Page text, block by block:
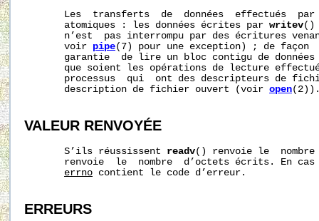
Les  transferts  de  données  effectués
       atomiques : les données écrites par
writev()
n’est  pas interrompu par des écritures
       voir
pipe(7) pour une exception) ; de
garantie  de lire un bloc contigu de
que soient les opérations de lecture
processus  qui  ont des descripteurs de
       description de fichier ouvert (voir
open
VALEUR RENVOYÉE
       S’ils réussissent
readv() renvoie le
renvoie  le  nombre  d’octets écrits. En
errno contient le code d’erreur.
ERREURS